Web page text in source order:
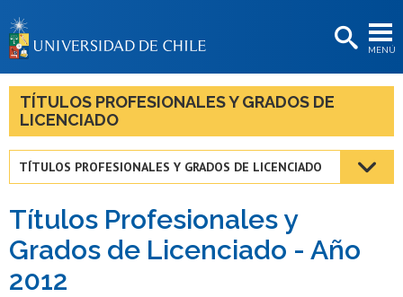
MENÚ
BIBLIOTECAS
LA UNIVERSIDAD
Estudiantes
Funcionarias/os
TÍTULOS PROFESIONALES Y GRADOS DE
LICENCIADO
TÍTULOS PROFESIONALES Y GRADOS DE LICENCIADO
Títulos Profesionales y
Grados de Licenciado - Año
2012